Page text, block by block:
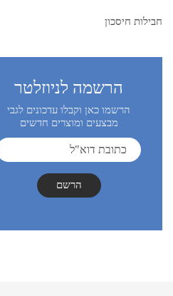
חבילות חיסכון
הרשמה לניוזלטר
הרשמו כאן וקבלו עדכונים לגבי
מבצעים ומוצרים חדשים